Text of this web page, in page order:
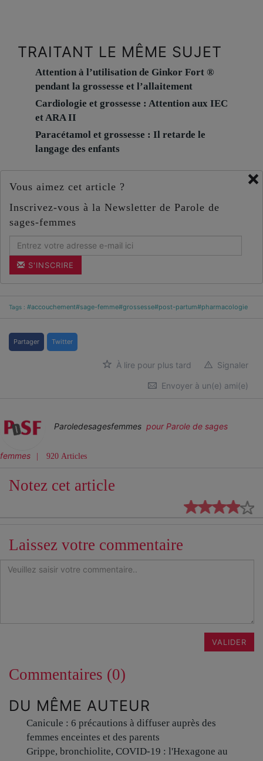
TRAITANT LE MÊME SUJET
Attention à l’utilisation de Ginkor Fort ®
pendant la grossesse et l’allaitement
Cardiologie et grossesse : Attention aux IEC
et ARA II
Paracétamol et grossesse : Il retarde le
langage des enfants
×
Vous aimez cet article ?
Inscrivez-vous à la Newsletter de Parole de
sages-femmes
S'INSCRIRE
Tags : #accouchement#sage-femme#grossesse#post-partum#pharmacologie
Partager Twitter
Signaler
À lire pour plus tard
Envoyer à un(e) ami(e)
Paroledesagesfemmes pour Parole de sages
femmes 920 Articles
Notez cet article
Laissez votre commentaire
VALIDER
Commentaires (0)
DU MÊME AUTEUR
Canicule : 6 précautions à diffuser auprès des
femmes enceintes et des parents
Grippe, bronchiolite, COVID-19 : l'Hexagone au